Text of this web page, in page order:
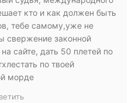
кто и как должен быть
тебе самому,уже не
свержение законной
сайте, дать 50 плетей по
по твоей
морде